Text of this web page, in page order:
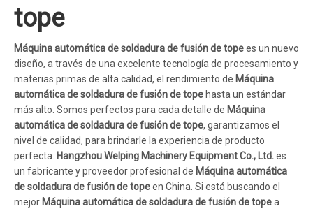
tope
Máquina automática de soldadura de fusión de topees un nuevo
diseño, a través de una excelente tecnología de procesamiento y
materias primas de alta calidad, el rendimiento de Máquina
automática de soldadura de fusión de tope hasta un estándar
más alto. Somos perfectos para cada detalle de Máquina
automática de soldadura de fusión de tope, garantizamos el
nivel de calidad, para brindarle la experiencia de producto
perfecta. Hangzhou Welping Machinery Equipment Co., Ltd.es
un fabricante y proveedor profesional de Máquina automática
de soldadura de fusión de topeen China. Si está buscando el
mejor Máquina automática de soldadura de fusión de topea